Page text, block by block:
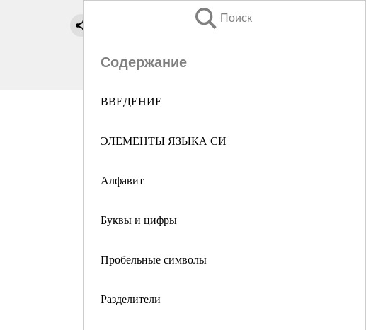
Поиск
Содержание
ВВЕДЕНИЕ
ЭЛЕМЕНТЫ ЯЗЫКА СИ
Алфавит
Буквы и цифры
Пробельные символы
Разделители